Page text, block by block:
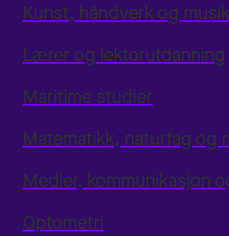
Kunst, håndverk og
Lærer og lektorutdanning
Maritime studier
Matematikk, naturfag og
Medier, kommunikasjon
Optometri